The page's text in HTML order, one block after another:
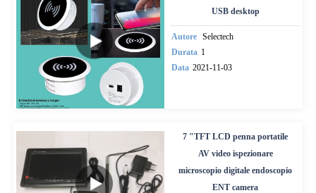
USB desktop
Autore Selectech
Durata 1
Data 2021-11-03
7 "TFT LCD penna portatile
AV video ispezionare
microscopio digitale endoscopio
ENT camera